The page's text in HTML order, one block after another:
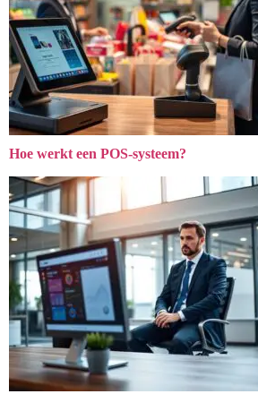
Hoe werkt een POS-systeem?